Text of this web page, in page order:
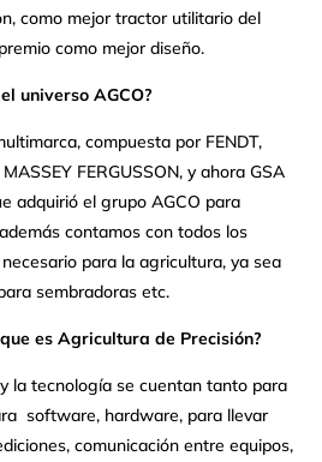
como mejor tractor utilitario del
como mejor diseño.
universo AGCO?
compuesta por FENDT,
FERGUSSON, y ahora GSA
adquirió el grupo AGCO para
contamos con todos los
para la agricultura, ya sea
sembradoras etc.
es Agricultura de Precisión?
la tecnología se cuentan tanto para
software, hardware, para llevar
comunicación entre equipos,